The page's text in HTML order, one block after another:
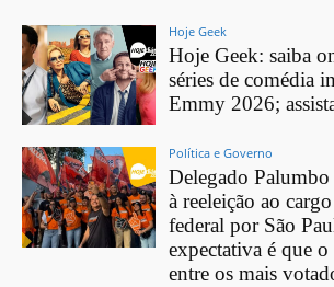
Hoje Geek
Hoje Geek: saiba
séries de comédia
Emmy 2026;
Política e Governo
Delegado
à reeleição ao
federal por São
expectativa é que
entre os mais